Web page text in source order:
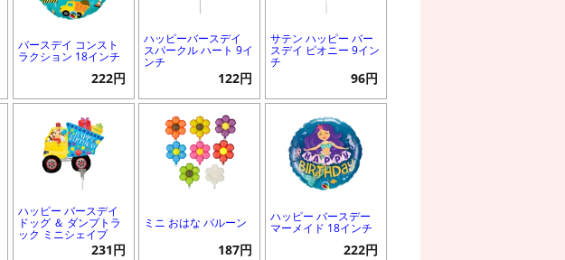
バースデイ コンスト
ラクション 18インチ
222円
ハッピーバースデイ
スパークル ハート 9イ
ンチ
122円
サテン ハッピー バー
スデイ ピオニー 9イン
チ
96円
ハッピー バースデイ
ドッグ ＆ ダンプトラ
ック ミニシェイプ
231円
ミニ おはな バルーン
187円
ハッピー バースデー
マーメイド 18インチ
222円